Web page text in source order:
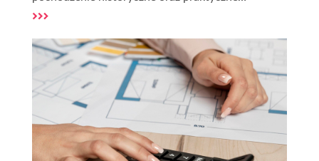
zastosowania w Polsce i na świecie. Dodatkowo,
odpowiednią jednostkę w zależności od sytuacji i
potrzeb.